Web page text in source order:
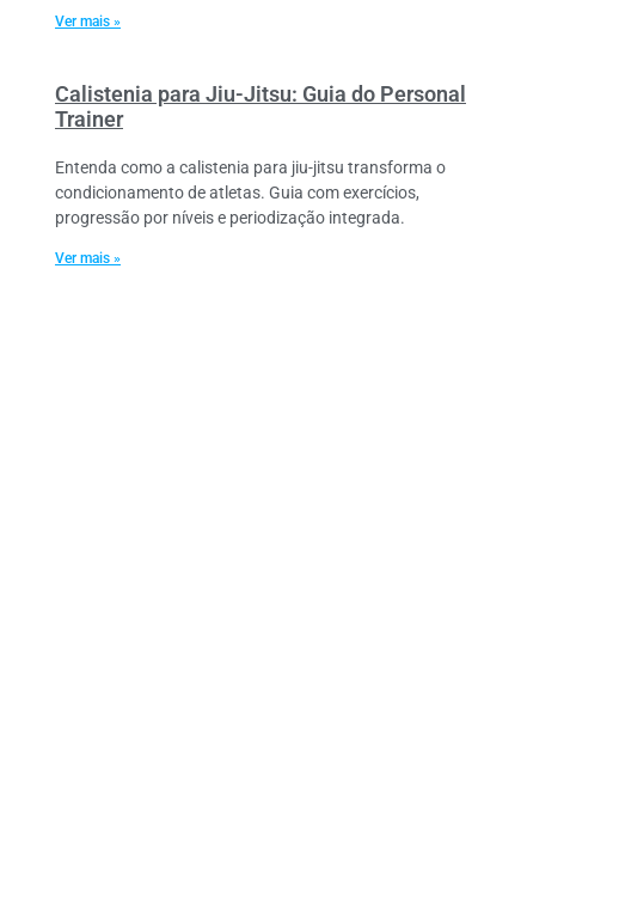
Ver mais »
Calistenia para Jiu-Jitsu: Guia do Personal
Trainer
Entenda como a calistenia para jiu-jitsu transforma o
condicionamento de atletas. Guia com exercícios,
progressão por níveis e periodização integrada.
Ver mais »